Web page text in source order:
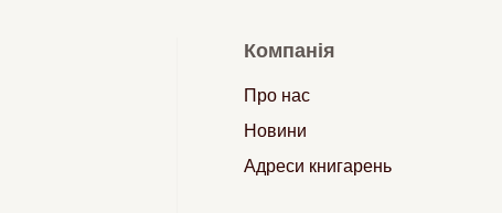
Компанія
Про нас
Новини
Адреси книгарень